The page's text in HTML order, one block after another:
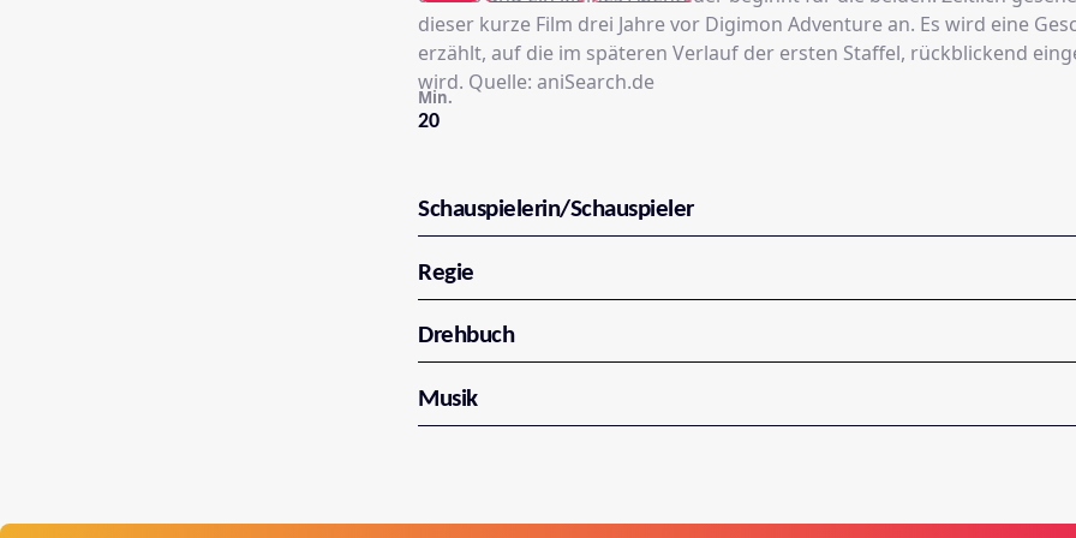
dieser kurze Film drei Jahre vor Digimon Adventure an. Es wird eine
erzählt, auf die im späteren Verlauf der ersten Staffel, rückblickend
wird. Quelle: aniSearch.de
20
Min.
Schauspielerin/Schauspieler
Regie
Drehbuch
Musik